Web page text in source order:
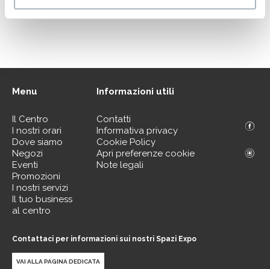
VAI ALLA MAPPA DEL CENTRO
Menu
Il Centro
I nostri orari
Dove siamo
Negozi
Eventi
Promozioni
I nostri servizi
Il tuo business
al centro
Informazioni utili
Contatti
Informativa privacy
Cookie Policy
Apri preferenze cookie
Note legali
Contattaci per informazioni sui nostri Spazi Expo
VAI ALLA PAGINA DEDICATA